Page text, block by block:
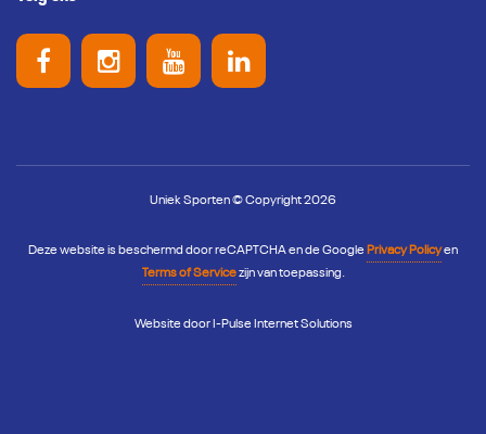
Uniek Sporten op Facebook
Uniek Sporten op Instagram
Uniek Sporten op Youtube
Uniek Sporten op
Uniek Sporten © Copyright 2026
Deze website is beschermd door reCAPTCHA en de Google Privacy Policyen
Terms of Servicezijn van toepassing.
Website door I-Pulse Internet Solutions